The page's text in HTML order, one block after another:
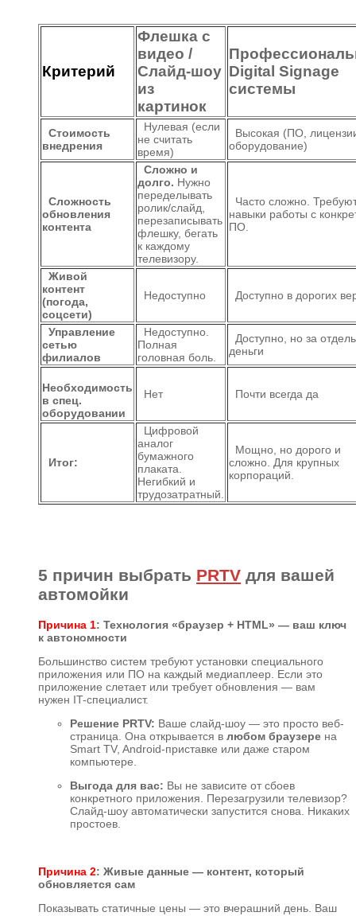
Критерий
Флешка с
видео /
Слайд-шоу
из
картинок
Digital Signage
системы
Стоимость
внедрения
Нулевая (если
не считать
время)
Высокая (ПО,
оборудование)
Сложность
обновления
контента
Сложно и
долго. Нужно
переделывать
ролик/слайд,
перезаписывать
флешку, бегать
к каждому
телевизору.
Часто сложно.
навыки работы с
ПО.
Живой
контент
(погода,
соцсети)
Недоступно Доступно в дорогих
Управление
сетью
филиалов
Недоступно.
Полная
головная боль.
Доступно, но за
деньги
Необходимость
в спец.
оборудовании
Нет Почти всегда да
Итог:
Цифровой
аналог
бумажного
плаката.
Негибкий и
трудозатратный.
Мощно, но дорого и
сложно. Для крупных
корпораций.
5 причин выбрать PRTV для вашей
автомойки
Причина 1: Технология «браузер + HTML» — ваш ключ
к автономности
Большинство систем требуют установки специального
приложения или ПО на каждый медиаплеер. Если это
приложение слетает или требует обновления — вам
нужен IT-специалист.
Решение PRTV: Ваше слайд-шоу — это просто веб-
страница. Она открывается в любом браузере на
Smart TV, Android-приставке или даже старом
компьютере.
Выгода для вас: Вы не зависите от сбоев
конкретного приложения. Перезагрузили телевизор?
Слайд-шоу автоматически запустится снова. Никаких
простоев.
Причина 2: Живые данные — контент, который
обновляется сам
Показывать статичные цены — это вчерашний день. Ваш